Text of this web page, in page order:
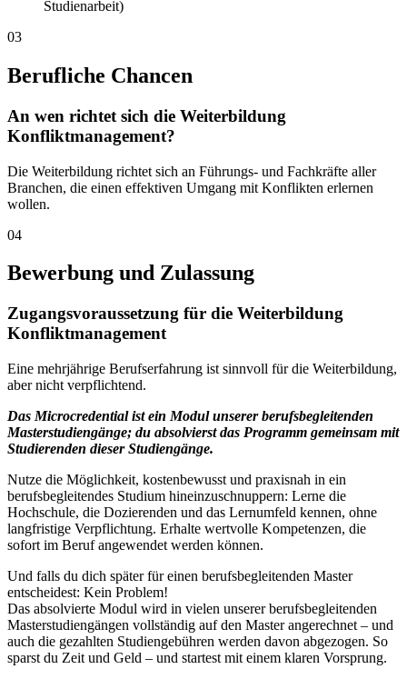
Studienarbeit)
03
Berufliche Chancen
An wen richtet sich die Weiterbildung
Konfliktmanagement?
Die Weiterbildung richtet sich an Führungs- und Fachkräfte aller
Branchen, die einen effektiven Umgang mit Konflikten erlernen
wollen.
04
Bewerbung und Zulassung
Zugangsvoraussetzung für die Weiterbildung
Konfliktmanagement
Eine mehrjährige Berufserfahrung ist sinnvoll für die Weiterbildung,
aber nicht verpflichtend.
Das Microcredential ist ein Modul unserer berufsbegleitenden
Masterstudiengänge; du absolvierst das Programm gemeinsam mit
Studierenden dieser Studiengänge.
Nutze die Möglichkeit, kostenbewusst und praxisnah in ein
berufsbegleitendes Studium hineinzuschnuppern: Lerne die
Hochschule, die Dozierenden und das Lernumfeld kennen, ohne
langfristige Verpflichtung. Erhalte wertvolle Kompetenzen, die
sofort im Beruf angewendet werden können.
Und falls du dich später für einen berufsbegleitenden Master
entscheidest: Kein Problem!
Das absolvierte Modul wird in vielen unserer berufsbegleitenden
Masterstudiengängen vollständig auf den Master angerechnet – und
auch die gezahlten Studiengebühren werden davon abgezogen. So
sparst du Zeit und Geld – und startest mit einem klaren Vorsprung.